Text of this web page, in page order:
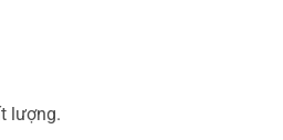
lượng.